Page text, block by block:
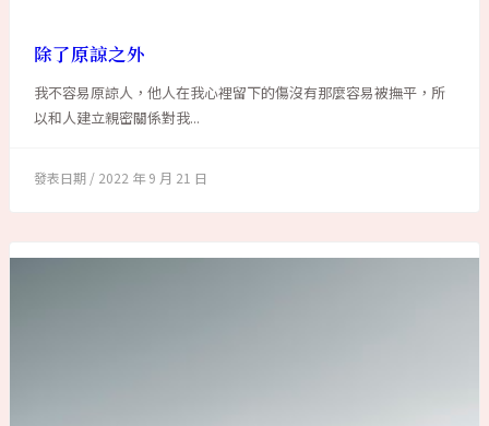
除了原諒之外
我不容易原諒人，他人在我心裡留下的傷沒有那麼容易被撫平，所
以和人建立親密關係對我...
2022 年 9 月 21 日